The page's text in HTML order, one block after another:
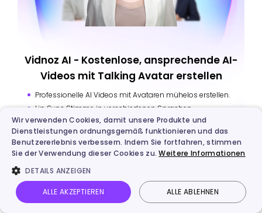
Vidnoz AI - Kostenlose, ansprechende AI-
Videos mit Talking Avatar erstellen
Professionelle AI Videos mit Avataren mühelos erstellen.
Lip Sync Stimme in verschiedenen Sprachen.
4400+ Videovorlagen für verschiedene Szenarien.
Estellen Sie Videos aus URLs, PDFs, PPTs und mehr.
Wir verwenden Cookies, damit unsere Produkte und
Dienstleistungen ordnungsgemäß funktionieren und das
Benutzererlebnis verbessern. Indem Sie fortfahren, stimmen
Sie der Verwendung dieser Cookies zu.Weitere Informationen
DETAILS ANZEIGEN
ALLE AKZEPTIEREN ALLE ABLEHNEN